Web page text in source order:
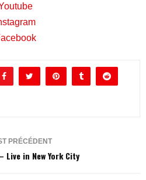
PRÉCÉDENT
Live in New York City